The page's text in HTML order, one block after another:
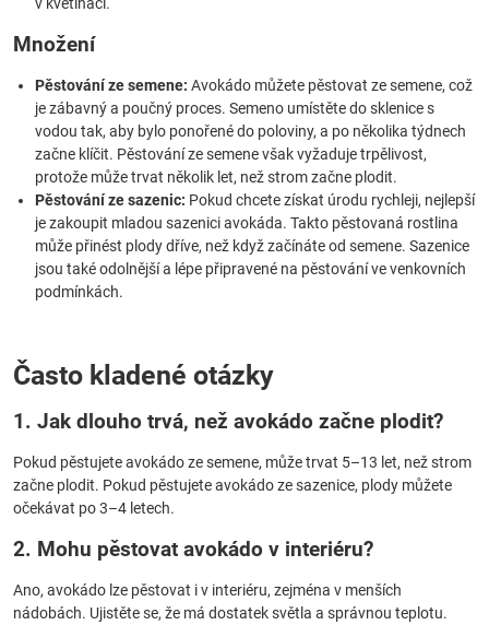
Množení
Pěstování ze semene: Avokádo můžete pěstovat ze semene, což
je zábavný a poučný proces. Semeno umístěte do sklenice s
vodou tak, aby bylo ponořené do poloviny, a po několika týdnech
začne klíčit. Pěstování ze semene však vyžaduje trpělivost,
protože může trvat několik let, než strom začne plodit.
Pěstování ze sazenic: Pokud chcete získat úrodu rychleji, nejlepší
je zakoupit mladou sazenici avokáda. Takto pěstovaná rostlina
může přinést plody dříve, než když začínáte od semene. Sazenice
jsou také odolnější a lépe připravené na pěstování ve venkovních
podmínkách.
Často kladené otázky
1. Jak dlouho trvá, než avokádo začne plodit?
Pokud pěstujete avokádo ze semene, může trvat 5–13 let, než strom
začne plodit. Pokud pěstujete avokádo ze sazenice, plody můžete
očekávat po 3–4 letech.
2. Mohu pěstovat avokádo v interiéru?
Ano, avokádo lze pěstovat i v interiéru, zejména v menších
nádobách. Ujistěte se, že má dostatek světla a správnou teplotu.